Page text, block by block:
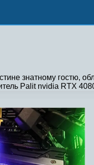
знатному
Palit nvidia RTX